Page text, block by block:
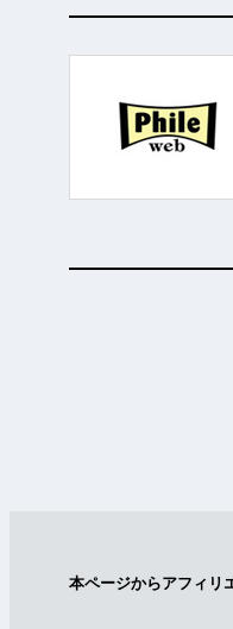
本ページからアフィリ